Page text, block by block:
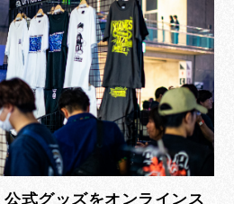
式グッズをオンラインス